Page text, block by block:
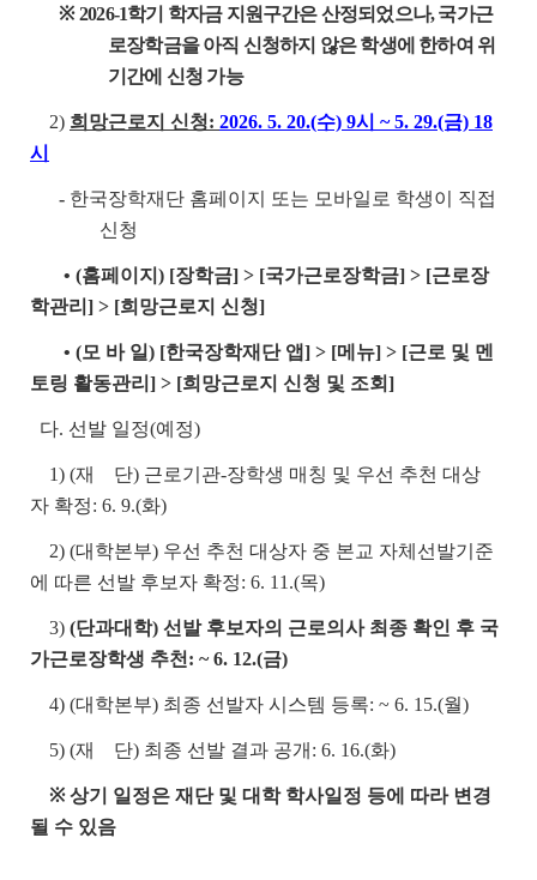
※2026-1학기 학자금 지원구간은 산정되었으나, 국가근
로장학금을 아직 신청하지 않은 학생에 한하여 위
기간에 신청 가능
2) 희망근로지 신청: 2026. 5. 20.(수) 9시 ~ 5. 29.(금) 18
시
- 한국장학재단 홈페이지 또는 모바일로 학생이 직접
신청
• (홈페이지) [장학금] > [국가근로장학금] > [근로장
학관리] > [희망근로지 신청]
• (모 바 일) [한국장학재단 앱] > [메뉴] > [근로 및 멘
토링 활동관리] > [희망근로지 신청 및 조회]
다. 선발 일정(예정)
1) (재 단) 근로기관-장학생 매칭 및 우선 추천 대상
자 확정: 6. 9.(화)
2) (대학본부) 우선 추천 대상자 중 본교 자체선발기준
에 따른 선발 후보자 확정: 6. 11.(목)
3) (단과대학) 선발 후보자의 근로의사 최종 확인 후 국
가근로장학생 추천: ~ 6. 12.(금)
4) (대학본부) 최종 선발자 시스템 등록: ~ 6. 15.(월)
5) (재 단) 최종 선발 결과 공개: 6. 16.(화)
※ 상기 일정은 재단 및 대학 학사일정 등에 따라 변경
될 수 있음